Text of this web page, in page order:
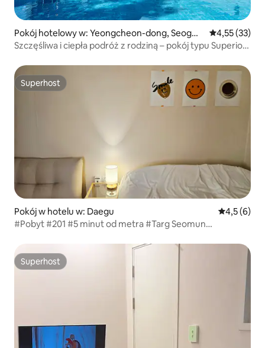
Pokój hotelowy w: Yeongcheon-dong, Seogwi
po
Średnia
4,55 (33)
Szczęśliwa i ciepła podróż z rodziną – pokój typu Superior
Superhost
Superhost
Pokój w hotelu w: Daegu Średnia
4,5 (6)
#Pobyt #201 #5 minut od metra #Targ Seomun
#Mopsan
Superhost
Superhost